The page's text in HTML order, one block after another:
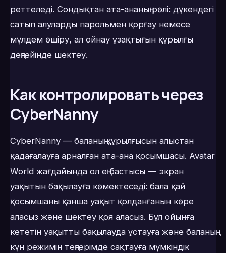
реттеледі. Сондықтан ата-ананың рөлі: дүкендегі
сатып алуларды парольмен қорғау немесе
мүлдем өшіру, ал ойнау ұзақтығын құрылғы
деңгейінде шектеу.
Как контролировать через
CyberNanny
CyberNanny — баланың құрылғысын алыстан
қадағалауға арналған ата-ана қосымшасы. Avatar
World жағдайында ол ең бастысы — экран
уақытын бақылауға көмектеседі: бала қай
қосымшаны қанша уақыт қолданғанын көре
аласыз және шектеу қоя аласыз. Бұл ойынға
кететін уақытты бақылауда ұстауға және баланың
күн режимін теңгерімде сақтауға мүмкіндік